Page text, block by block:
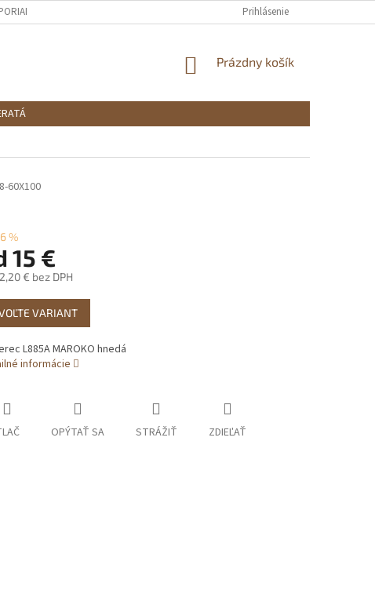
PODMIENKY OCHRANY OSOBNÝCH ÚDAJOV
Prihlásenie
NÁKUPNÝ
Prázdny košík
60X100
%
15 €
€ bez DPH
VARIANT
L885A MAROKO hnedá
informácie
OPÝTAŤ SA STRÁŽIŤ ZDIEĽAŤ